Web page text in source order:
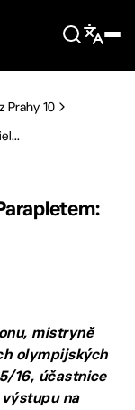
Prahy 10
mistryně
olympijských
16, účastnice
na